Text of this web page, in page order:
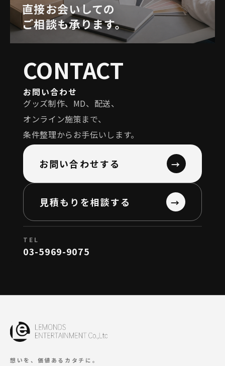
直接お会いしての
ご相談も承ります。
CONTACT
お問い合わせ
グッズ制作、MD、配送、
オンライン施策まで、
条件整理からお手伝いします。
お問い合わせする →
見積もりを相談する →
TEL
03-5969-9075
想いを、価値あるカタチに。